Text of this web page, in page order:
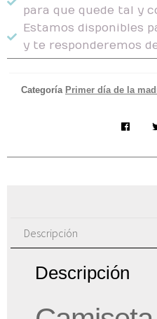
para que quede tal y
Estamos disponibles
y te responderemos
Categoría Primer día de la
Descripción
Descripción